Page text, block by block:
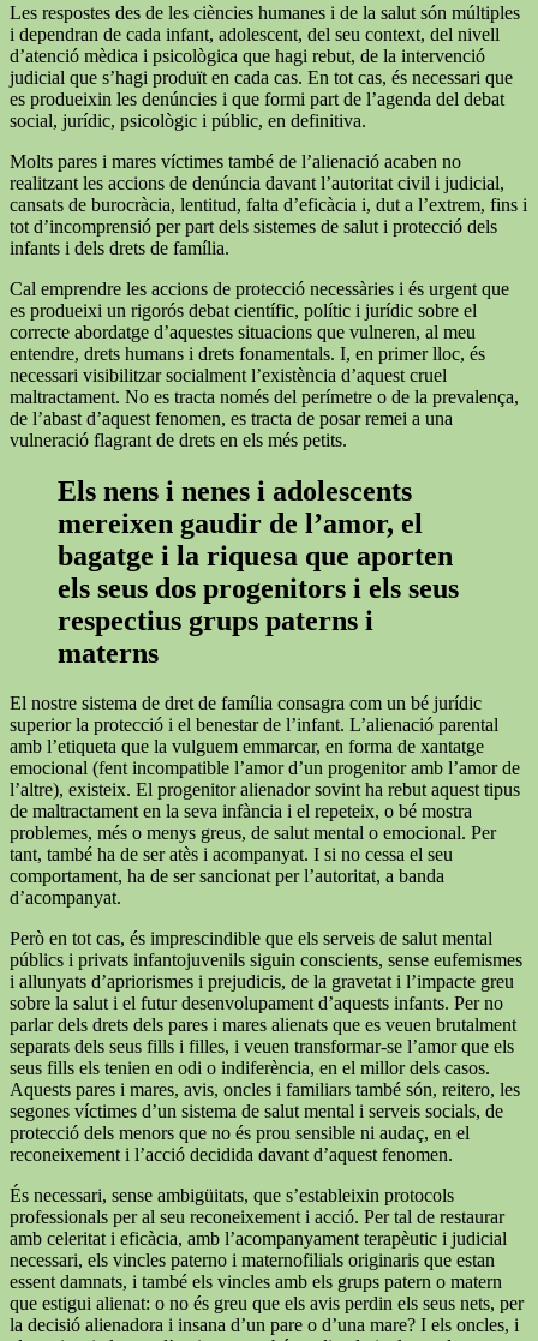
Les respostes des de les ciències humanes i de la salut són múltiples
i dependran de cada infant, adolescent, del seu context, del nivell
d’atenció mèdica i psicològica que hagi rebut, de la intervenció
judicial que s’hagi produït en cada cas. En tot cas, és necessari que
es produeixin les denúncies i que formi part de l’agenda del debat
social, jurídic, psicològic i públic, en definitiva.
Molts pares i mares víctimes també de l’alienació acaben no
realitzant les accions de denúncia davant l’autoritat civil i judicial,
cansats de burocràcia, lentitud, falta d’eficàcia i, dut a l’extrem, fins i
tot d’incomprensió per part dels sistemes de salut i protecció dels
infants i dels drets de família.
Cal emprendre les accions de protecció necessàries i és urgent que
es produeixi un rigorós debat científic, polític i jurídic sobre el
correcte abordatge d’aquestes situacions que vulneren, al meu
entendre, drets humans i drets fonamentals. I, en primer lloc, és
necessari visibilitzar socialment l’existència d’aquest cruel
maltractament. No es tracta només del perímetre o de la prevalença,
de l’abast d’aquest fenomen, es tracta de posar remei a una
vulneració flagrant de drets en els més petits.
Els nens i nenes i adolescents
mereixen gaudir de l’amor, el
bagatge i la riquesa que aporten
els seus dos progenitors i els seus
respectius grups paterns i
materns
El nostre sistema de dret de família consagra com un bé jurídic
superior la protecció i el benestar de l’infant. L’alienació parental
amb l’etiqueta que la vulguem emmarcar, en forma de xantatge
emocional (fent incompatible l’amor d’un progenitor amb l’amor de
l’altre), existeix. El progenitor alienador sovint ha rebut aquest tipus
de maltractament en la seva infància i el repeteix, o bé mostra
problemes, més o menys greus, de salut mental o emocional. Per
tant, també ha de ser atès i acompanyat. I si no cessa el seu
comportament, ha de ser sancionat per l’autoritat, a banda
d’acompanyat.
Però en tot cas, és imprescindible que els serveis de salut mental
públics i privats infantojuvenils siguin conscients, sense eufemismes
i allunyats d’apriorismes i prejudicis, de la gravetat i l’impacte greu
sobre la salut i el futur desenvolupament d’aquests infants. Per no
parlar dels drets dels pares i mares alienats que es veuen brutalment
separats dels seus fills i filles, i veuen transformar-se l’amor que els
seus fills els tenien en odi o indiferència, en el millor dels casos.
Aquests pares i mares, avis, oncles i familiars també són, reitero, les
segones víctimes d’un sistema de salut mental i serveis socials, de
protecció dels menors que no és prou sensible ni audaç, en el
reconeixement i l’acció decidida davant d’aquest fenomen.
És necessari, sense ambigüitats, que s’estableixin protocols
professionals per al seu reconeixement i acció. Per tal de restaurar
amb celeritat i eficàcia, amb l’acompanyament terapèutic i judicial
necessari, els vincles paterno i maternofilials originaris que estan
essent damnats, i també els vincles amb els grups patern o matern
que estigui alienat: o no és greu que els avis perdin els seus nets, per
la decisió alienadora i insana d’un pare o d’una mare? I els oncles, i